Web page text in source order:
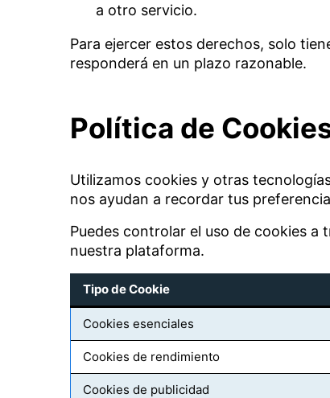
a otro servicio.
Para ejercer estos derechos, solo
responderá en un plazo razonable.
Política de
Utilizamos cookies y otras
nos ayudan a recordar tus
Puedes controlar el uso de cookies
nuestra plataforma.
Tipo de Cookie
Cookies esenciales
Cookies de rendimiento
Cookies de publicidad